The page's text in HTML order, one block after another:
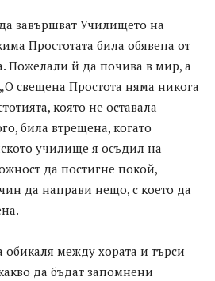
завършват Училището на
Простотата била обявена от
Пожелали й да почива в мир, а
свещена Простота няма никога
която не оставала
била втрещена, когато
училище я осъдил на
да постигне покой,
да направи нещо, с което да
обикаля между хората и търси
да бъдат запомнени